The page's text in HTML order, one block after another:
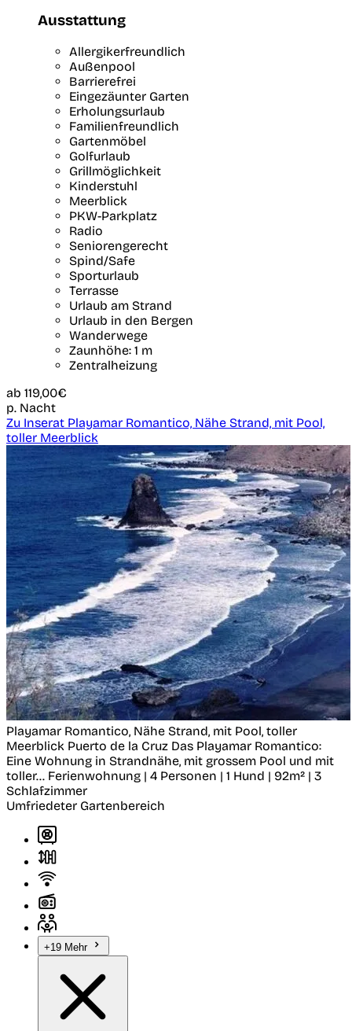
Ausstattung
Allergikerfreundlich
Außenpool
Barrierefrei
Eingezäunter Garten
Erholungsurlaub
Familienfreundlich
Gartenmöbel
Golfurlaub
Grillmöglichkeit
Kinderstuhl
Meerblick
PKW-Parkplatz
Radio
Seniorengerecht
Spind/Safe
Sporturlaub
Terrasse
Urlaub am Strand
Urlaub in den Bergen
Wanderwege
Zaunhöhe: 1 m
Zentralheizung
ab 119,00€
p. Nacht
Zu Inserat Playamar Romantico, Nähe Strand, mit Pool,
toller Meerblick
Playamar Romantico, Nähe Strand, mit Pool, toller
Meerblick Puerto de la Cruz Das Playamar Romantico:
Eine Wohnung in Strandnähe, mit grossem Pool und mit
toller... Ferienwohnung | 4 Personen | 1 Hund | 92m² | 3
Schlafzimmer
Umfriedeter Gartenbereich
+19 Mehr